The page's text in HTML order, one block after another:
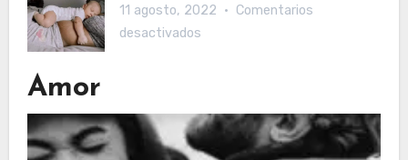
conoces?
de
Netflix
Belleza
para
11 agosto, 2022
Comentarios
desactivadosen
para
mis
Amor